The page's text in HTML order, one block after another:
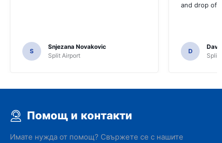
S
Snjezana Novakovic
Split Airport
and drop off.
D
Split
Помощ и контакти
Имате нужда от помощ? Свържете се с нашите